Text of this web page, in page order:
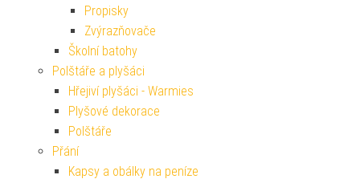
Propisky
Zvýrazňovače
Školní batohy
Polštáře a plyšáci
Hřejiví plyšáci - Warmies
Plyšové dekorace
Polštáře
Přání
Kapsy a obálky na peníze